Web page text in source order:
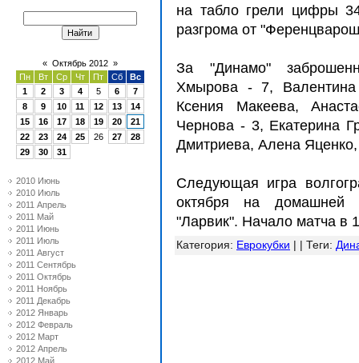
« Октябрь 2012 »
Пн
Вт Ср Чт Пт Сб
Вс
1
2 3 4 5 6
7
8
9 10 11 12 13
14
15
16 17 18 19 20
21
22
23 24 25 26 27
28
29
30 31
2010 Июнь
2010 Июль
2011 Апрель
2011 Май
2011 Июнь
2011 Июль
2011 Август
2011 Сентябрь
2011 Октябрь
2011 Ноябрь
2011 Декабрь
2012 Январь
2012 Февраль
2012 Март
2012 Апрель
2012 Май
на табло грели цифры
разгрома от
За "Динамо"
Хмырова - 7,
Ксения Макеева,
Чернова - 3, Екатерина
Дмитриева, Алена
Следующая игра
октября на домашней
"Ларвик". Начало матча в
Категория: Еврокубки | | Теги: